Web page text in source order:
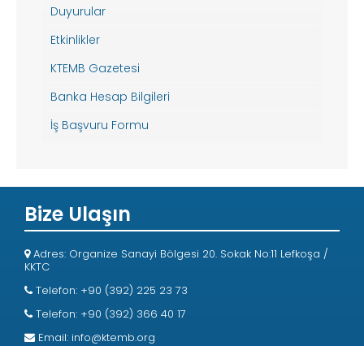
Duyurular
Etkinlikler
KTEMB Gazetesi
Banka Hesap Bilgileri
İş Başvuru Formu
Bize Ulaşın
Adres: Organize Sanayi Bölgesi 20. Sokak No:11 Lefkoşa /
KKTC
Telefon: +90 (392) 225 23 73
Telefon: +90 (392) 366 40 17
Email: info@ktemb.org